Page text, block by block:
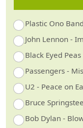
Plastic Ono
John Lennon -
Black Eyed
Passengers -
U2 - Peace on
Bruce
Bob Dylan -